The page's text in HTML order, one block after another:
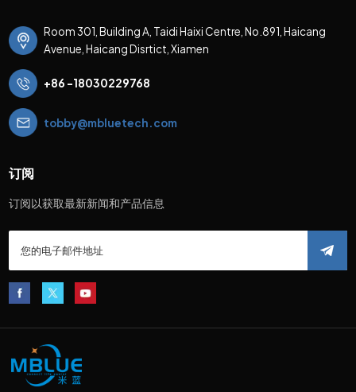
Room 301, Building A, Taidi Haixi Centre, No.891, Haicang
Avenue, Haicang Disrtict, Xiamen
+86 -18030229768
tobby@mbluetech.com
订阅
订阅以获取最新新闻和产品信息